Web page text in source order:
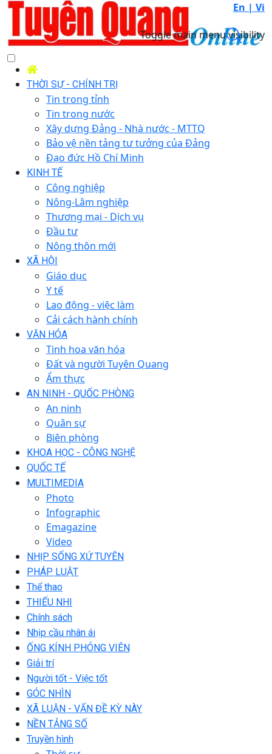
En | Vi
Toggle main menu visibility
THỜI SỰ - CHÍNH TRỊ
Tin trong tỉnh
Tin trong nước
Xây dựng Đảng - Nhà nước - MTTQ
Bảo vệ nền tảng tư tưởng của Đảng
Đạo đức Hồ Chí Minh
KINH TẾ
Công nghiệp
Nông-Lâm nghiệp
Thương mại - Dịch vụ
Đầu tư
Nông thôn mới
XÃ HỘI
Giáo dục
Y tế
Lao động - việc làm
Cải cách hành chính
VĂN HÓA
Tinh hoa văn hóa
Đất và người Tuyên Quang
Ẩm thực
AN NINH - QUỐC PHÒNG
An ninh
Quân sự
Biên phòng
KHOA HỌC - CÔNG NGHỆ
QUỐC TẾ
MULTIMEDIA
Photo
Infographic
Emagazine
Video
NHỊP SỐNG XỨ TUYÊN
PHÁP LUẬT
Thể thao
THIẾU NHI
Chính sách
Nhịp cầu nhân ái
ỐNG KÍNH PHÓNG VIÊN
Giải trí
Người tốt - Việc tốt
GÓC NHÌN
XÃ LUẬN - VẤN ĐỀ KỲ NÀY
NỀN TẢNG SỐ
Truyền hình